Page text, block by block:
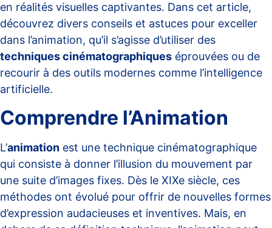
en réalités visuelles captivantes. Dans cet article,
découvrez divers conseils et astuces pour exceller
dans l’animation, qu’il s’agisse d’utiliser des
techniques cinématographiques éprouvées ou de
recourir à des outils modernes comme l’intelligence
artificielle.
Comprendre l’Animation
L’animation est une technique cinématographique
qui consiste à donner l’illusion du mouvement par
une suite d’images fixes. Dès le XIXe siècle, ces
méthodes ont évolué pour offrir de nouvelles formes
d’expression audacieuses et inventives. Mais, en